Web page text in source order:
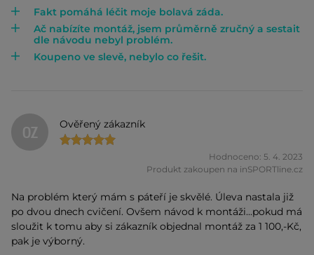
Fakt pomáhá léčit moje bolavá záda.
Ač nabízíte montáž, jsem průměrně zručný a sestait
dle návodu nebyl problém.
Koupeno ve slevě, nebylo co řešit.
OZ Ověřený zákazník
Hodnoceno: 5. 4. 2023
Produkt zakoupen na inSPORTline.cz
Na problém který mám s páteří je skvělé. Úleva nastala již
po dvou dnech cvičení. Ovšem návod k montáži...pokud má
sloužit k tomu aby si zákazník objednal montáž za 1 100,-Kč,
pak je výborný.